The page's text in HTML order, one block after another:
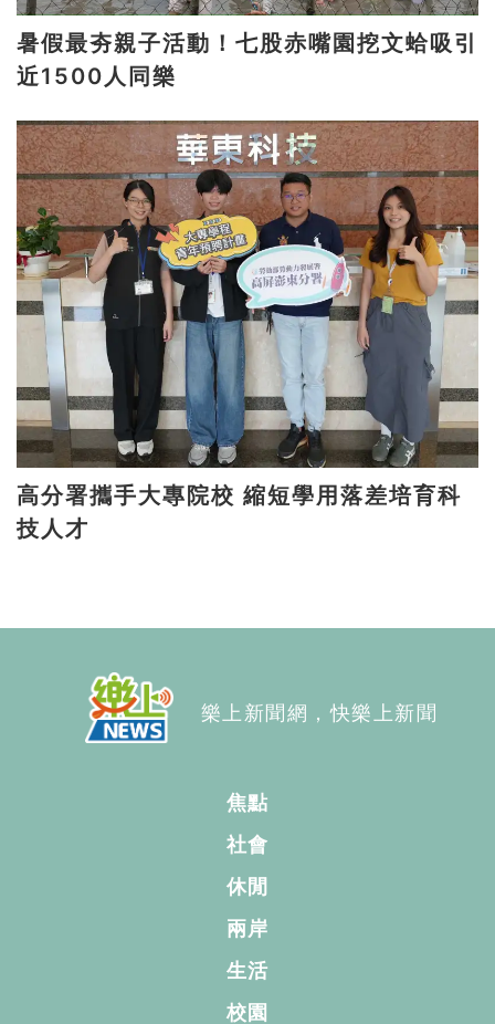
暑假最夯親子活動！七股赤嘴園挖文蛤吸引
近1500人同樂
高分署攜手大專院校 縮短學用落差培育科
技人才
樂上新聞網，快樂上新聞
焦點
社會
休閒
兩岸
生活
校園